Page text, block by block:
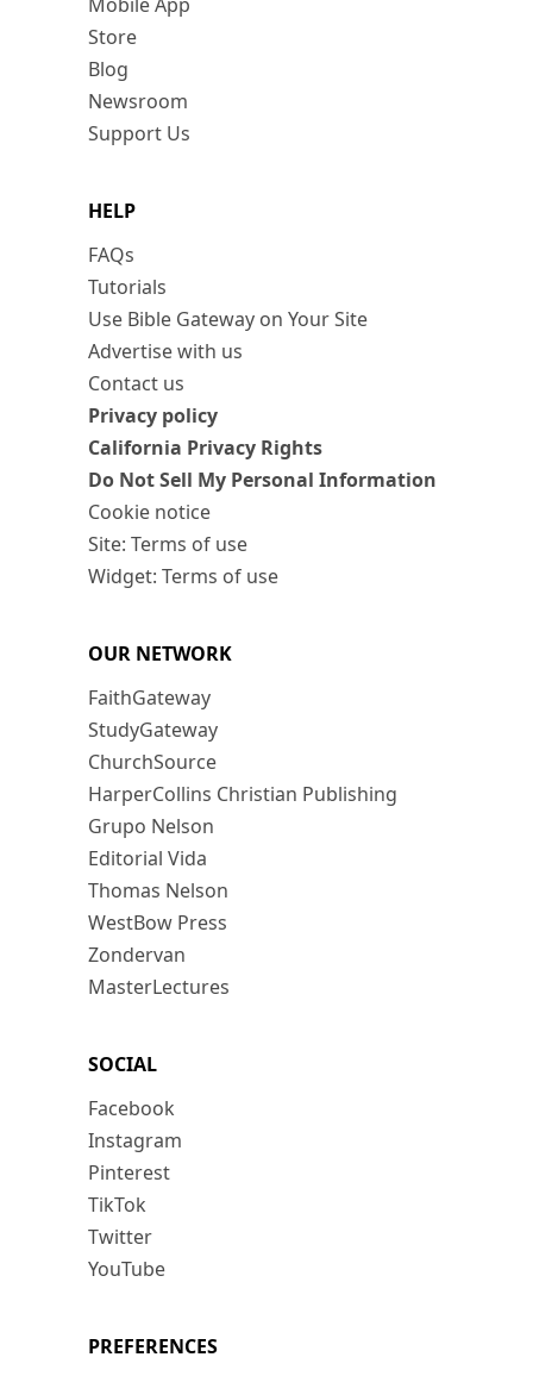
Store
Blog
Newsroom
Support Us
HELP
FAQs
Tutorials
Use Bible Gateway on Your Site
Advertise with us
Contact us
Privacy policy
California Privacy Rights
Do Not Sell My Personal Information
Cookie notice
Site: Terms of use
Widget: Terms of use
OUR NETWORK
FaithGateway
StudyGateway
ChurchSource
HarperCollins Christian Publishing
Grupo Nelson
Editorial Vida
Thomas Nelson
WestBow Press
Zondervan
MasterLectures
SOCIAL
Facebook
Instagram
Pinterest
TikTok
Twitter
YouTube
PREFERENCES